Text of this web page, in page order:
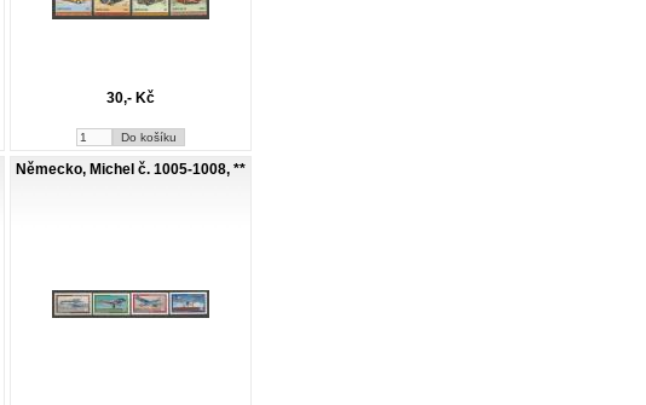
30,- Kč
Německo, Michel č. 1005-1008, **